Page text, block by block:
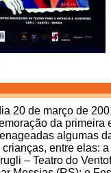
20 de março de
da primeira
algumas
crianças, entre elas:
– Teatro do